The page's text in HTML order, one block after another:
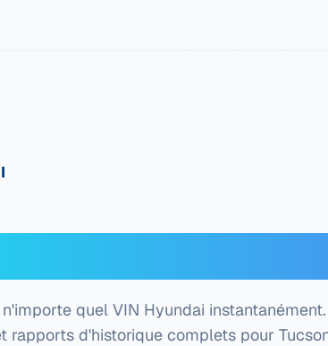
quel VIN Hyundai
rapports d'historique complets pour